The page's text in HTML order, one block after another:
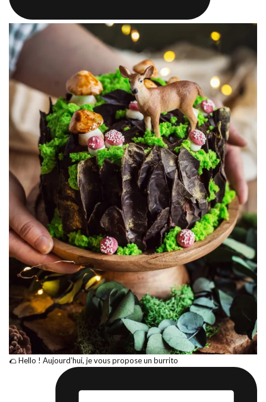
🌮 Hello ! Aujourd’hui, je vous propose un burrito